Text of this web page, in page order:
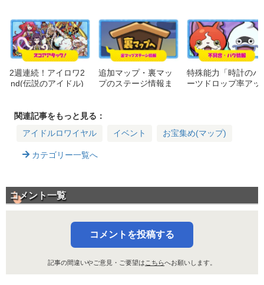
2週連続！アイロワ2
nd(伝説のアイドル)
め妖怪！
追加マップ・裏マッ
プのステージ情報ま
特殊能力「時計のパ
ーツドロップ率アッ
関連記事をもっと見る：
アイドルロワイヤル
イベント お宝集め(マップ)
カテゴリー一覧へ
コメント一覧
コメントを投稿する
記事の間違いやご意見・ご要望はこちらへお願いします。